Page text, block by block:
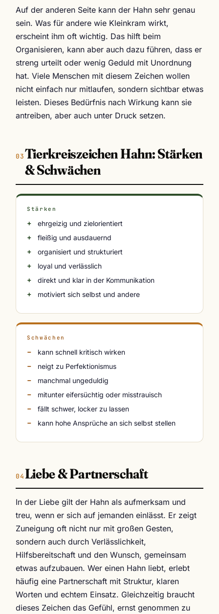
Auf der anderen Seite kann der Hahn sehr genau
sein. Was für andere wie Kleinkram wirkt,
erscheint ihm oft wichtig. Das hilft beim
Organisieren, kann aber auch dazu führen, dass er
streng urteilt oder wenig Geduld mit Unordnung
hat. Viele Menschen mit diesem Zeichen wollen
nicht einfach nur mitlaufen, sondern sichtbar etwas
leisten. Dieses Bedürfnis nach Wirkung kann sie
antreiben, aber auch unter Druck setzen.
Tierkreiszeichen Hahn: Stärken
& Schwächen
Stärken
ehrgeizig und zielorientiert
fleißig und ausdauernd
organisiert und strukturiert
loyal und verlässlich
direkt und klar in der Kommunikation
motiviert sich selbst und andere
Schwächen
kann schnell kritisch wirken
neigt zu Perfektionismus
manchmal ungeduldig
mitunter eifersüchtig oder misstrauisch
fällt schwer, locker zu lassen
kann hohe Ansprüche an sich selbst stellen
Liebe & Partnerschaft
In der Liebe gilt der Hahn als aufmerksam und
treu, wenn er sich auf jemanden einlässt. Er zeigt
Zuneigung oft nicht nur mit großen Gesten,
sondern auch durch Verlässlichkeit,
Hilfsbereitschaft und den Wunsch, gemeinsam
etwas aufzubauen. Wer einen Hahn liebt, erlebt
häufig eine Partnerschaft mit Struktur, klaren
Worten und echtem Einsatz. Gleichzeitig braucht
dieses Zeichen das Gefühl, ernst genommen zu